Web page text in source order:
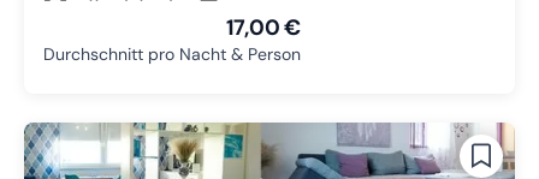
17,00 €
Durchschnitt pro Nacht & Person